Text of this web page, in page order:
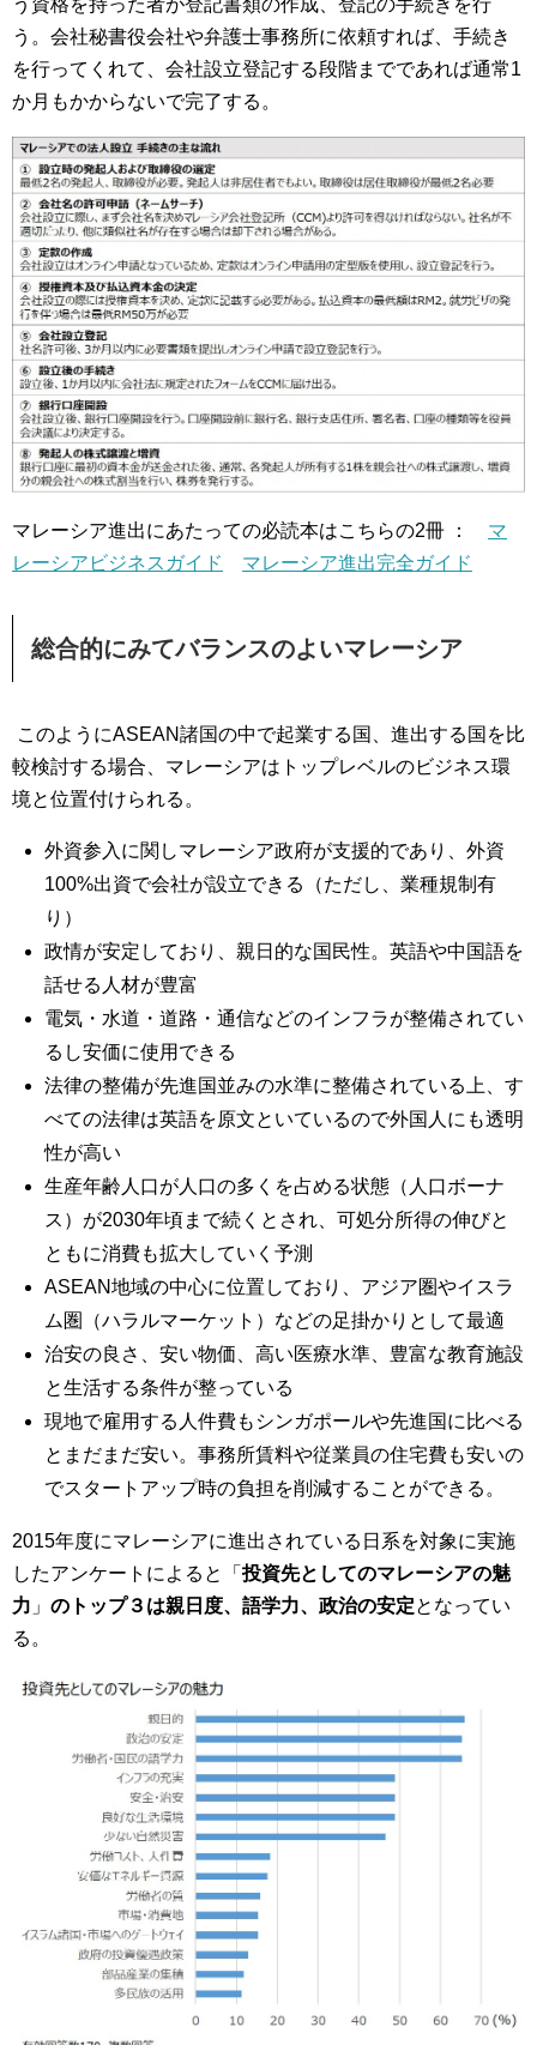
う。会社秘書役会社や弁護士事務所に依頼すれば、手続き
を行ってくれて、会社設立登記する段階までであれば通常1
か月もかからないで完了する。
マレーシア進出にあたっての必読本はこちらの2冊 ： マ
レーシアビジネスガイド
マレーシア進出完全ガイド
総合的にみてバランスのよいマレーシア
このようにASEAN諸国の中で起業する国、進出する国を比
較検討する場合、マレーシアはトップレベルのビジネス環
境と位置付けられる。
外資参入に関しマレーシア政府が支援的であり、外資
100%出資で会社が設立できる（ただし、業種規制有
り）
政情が安定しており、親日的な国民性。英語や中国語を
話せる人材が豊富
電気・水道・道路・通信などのインフラが整備されてい
るし安価に使用できる
法律の整備が先進国並みの水準に整備されている上、す
べての法律は英語を原文といているので外国人にも透明
性が高い
生産年齢人口が人口の多くを占める状態（人口ボーナ
ス）が2030年頃まで続くとされ、可処分所得の伸びと
ともに消費も拡大していく予測
ASEAN地域の中心に位置しており、アジア圏やイスラ
ム圏（ハラルマーケット）などの足掛かりとして最適
治安の良さ、安い物価、高い医療水準、豊富な教育施設
と生活する条件が整っている
現地で雇用する人件費もシンガポールや先進国に比べる
とまだまだ安い。事務所賃料や従業員の住宅費も安いの
でスタートアップ時の負担を削減することができる。
2015年度にマレーシアに進出されている日系を対象に実施
したアンケートによると「投資先としてのマレーシアの魅
力 」 のトップ３は親日度、語学力、政治の安定となってい
る。